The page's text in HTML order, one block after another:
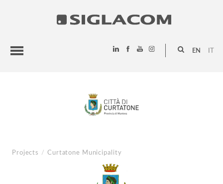
EN
Projects / Curtatone Municipality